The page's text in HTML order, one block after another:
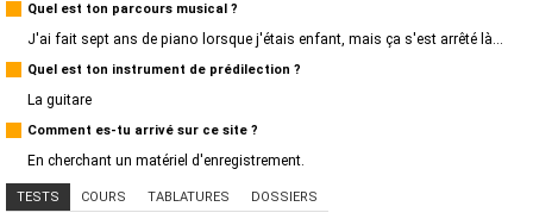
Quel est ton parcours musical ?
J'ai fait sept ans de piano lorsque j'étais enfant, mais ça s'est arrêté là...
Quel est ton instrument de prédilection ?
La guitare
Comment es-tu arrivé sur ce site ?
En cherchant un matériel d'enregistrement.
TESTS COURS TABLATURES DOSSIERS